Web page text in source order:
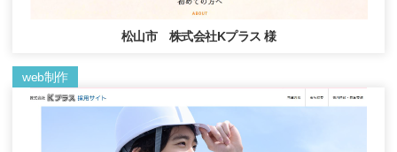
松山市 株式会社Kプラス 様
web制作